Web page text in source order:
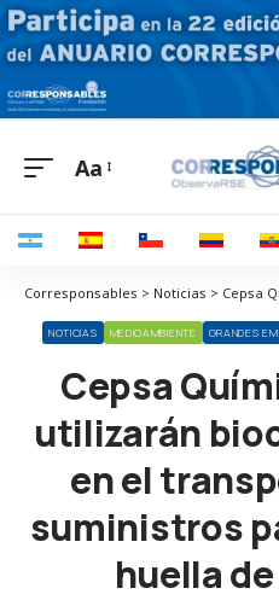
Aa
NOTICIAS MEDIOAMBIENTE GRANDES
Cepsa
utilizarán
en el
suministros
huella